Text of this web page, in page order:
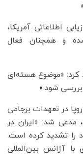
اطلاعاتی آمریکا،
و همچنان فعال
کرد: «موضوع هسته‌ای
بررسی شود.»
در تعهدات برجامی
مدعی شد: «ایران در
را تشدید کرده است.
آژانس بین‌المللی